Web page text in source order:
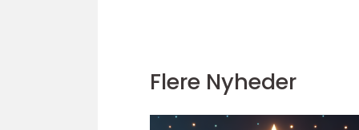
Flere Nyheder